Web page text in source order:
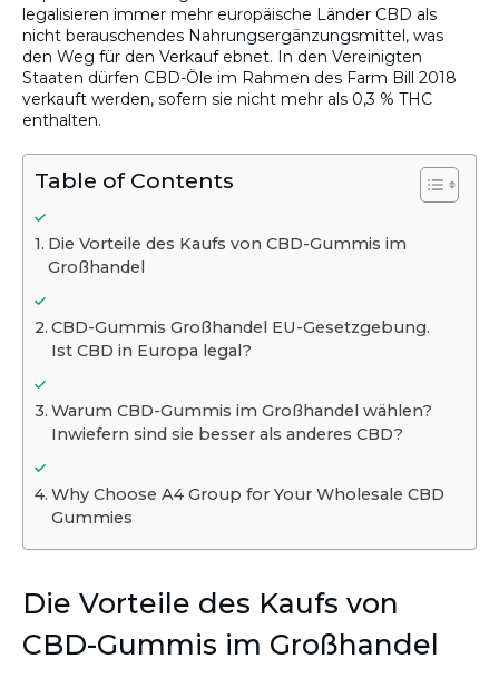
legalisieren immer mehr europäische Länder CBD als
nicht berauschendes Nahrungsergänzungsmittel, was
den Weg für den Verkauf ebnet. In den Vereinigten
Staaten dürfen CBD-Öle im Rahmen des Farm Bill 2018
verkauft werden, sofern sie nicht mehr als 0,3 % THC
enthalten.
Table of Contents
Die Vorteile des Kaufs von CBD-Gummis im
Großhandel
CBD-Gummis Großhandel EU-Gesetzgebung.
Ist CBD in Europa legal?
Warum CBD-Gummis im Großhandel wählen?
Inwiefern sind sie besser als anderes CBD?
Why Choose A4 Group for Your Wholesale CBD
Gummies
Die Vorteile des Kaufs von
CBD-Gummis im Großhandel